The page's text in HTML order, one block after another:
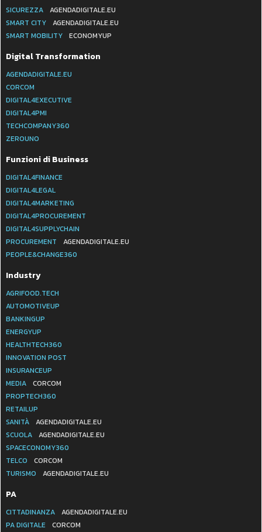
SICUREZZA
AGENDADIGITALE.EU
SMART CITY
AGENDADIGITALE.EU
SMART MOBILITY
ECONOMYUP
Digital Transformation
AGENDADIGITALE.EU
CORCOM
DIGITAL4EXECUTIVE
DIGITAL4PMI
TECHCOMPANY360
ZEROUNO
Funzioni di Business
DIGITAL4FINANCE
DIGITAL4LEGAL
DIGITAL4MARKETING
DIGITAL4PROCUREMENT
DIGITAL4SUPPLYCHAIN
PROCUREMENT
AGENDADIGITALE.EU
PEOPLE&CHANGE360
Industry
AGRIFOOD.TECH
AUTOMOTIVEUP
BANKINGUP
ENERGYUP
HEALTHTECH360
INNOVATION POST
INSURANCEUP
MEDIA
CORCOM
PROPTECH360
RETAILUP
SANITÀ
AGENDADIGITALE.EU
SCUOLA
AGENDADIGITALE.EU
SPACECONOMY360
TELCO
CORCOM
TURISMO
AGENDADIGITALE.EU
PA
CITTADINANZA
AGENDADIGITALE.EU
PA DIGITALE
CORCOM